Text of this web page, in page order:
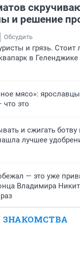
и решение
Обсудить
и грязь. Стоит
в
мясо»:
это
и сжигать
лучшее
— это уже
Владимира
ЗНАКОМСТВА